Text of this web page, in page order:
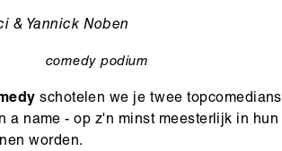
& Yannick Noben
categorie
comedy podium
schotelen we je twee topcomedians
a name - op z'n minst meesterlijk in hun
worden.